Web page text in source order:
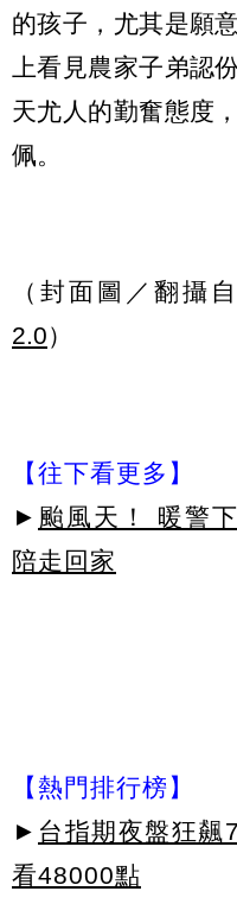
的孩子，尤其是願
上看見農家子弟認
天尤人的勤奮態度
佩。
（封面圖／翻攝
2.0）
【往下看更多】
► 颱風天！ 暖警
陪走回家
【熱門排行榜】
► 台指期夜盤狂飆
看48000點